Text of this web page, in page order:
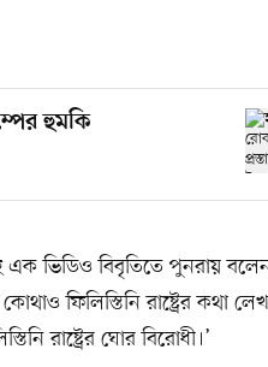
হুমকি
এক ভিডিও বিবৃতিতে পুনরায়
কোথাও ফিলিস্তিনি রাষ্ট্রের কথা
রাষ্ট্রের ঘোর বিরোধী।’